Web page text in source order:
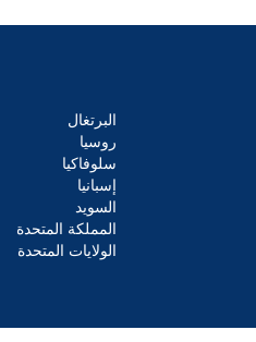
البرتغال
روسيا
سلوفاكيا
إسبانيا
السويد
المملكة المتحدة
الولايات المتحدة